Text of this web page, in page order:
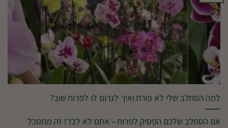
למה הסחלב שלי לא פורח ואיך לגרום לו לפרוח שוב?
אם הסחלב שלכם הפסיק לפרוח – אתם לא לבד! זה מתסכל